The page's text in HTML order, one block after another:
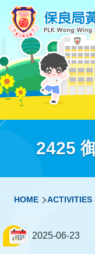
Skip to main content
Main
navigation
2425
Breadcrumb
HOME ACTIVITIES
2025-06-23